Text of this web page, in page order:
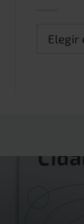
Archivos